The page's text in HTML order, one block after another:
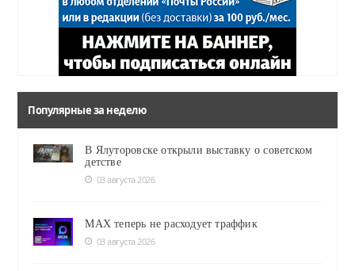
Популярные за неделю
В Ялуторовске открыли выставку о советском
детстве
03 августа 2026
MAX теперь не расходует траффик
03 августа 2026